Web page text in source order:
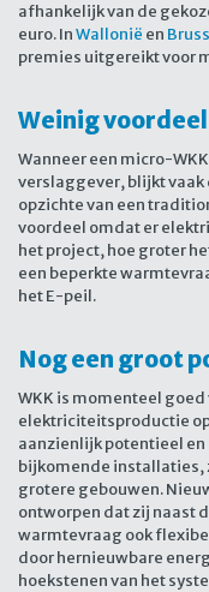
afhankelijk van de
euro. InWallonië en
premies uitgereikt voor
Weinig
Wanneer een micro-
verslaggever, blijkt vaak
opzichte van een
voordeel omdat er
het project, hoe groter
een beperkte
het E-peil.
Nog een groot
WKK is momenteel
elektriciteitsproductie
aanzienlijk potentieel
bijkomende installaties,
grotere gebouwen.
ontworpen dat zij naast
warmtevraag ook
door hernieuwbare
hoekstenen van het